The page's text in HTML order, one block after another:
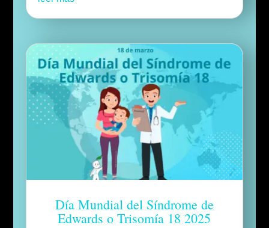
Día Mundial del Síndrome de
Edwards o Trisomía 18 2025